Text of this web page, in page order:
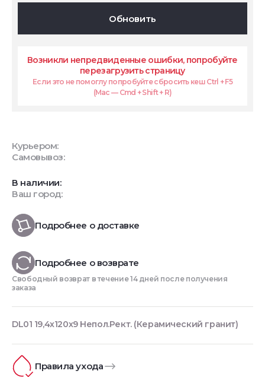
Обновить
Возникли непредвиденные ошибки, попробуйте
перезагрузить страницу
Если это не помоглу попробуйте сбросить кеш Ctrl + F5
(Mac — Cmd + Shift + R)
Курьером:
Самовывоз:
В наличии:
Ваш город:
Подробнее о доставке
Подробнее о возврате
Свободный возврат в течение 14 дней после получения
заказа
DL01 19,4х120х9 Непол.Рект. (Керамический гранит)
Правила ухода